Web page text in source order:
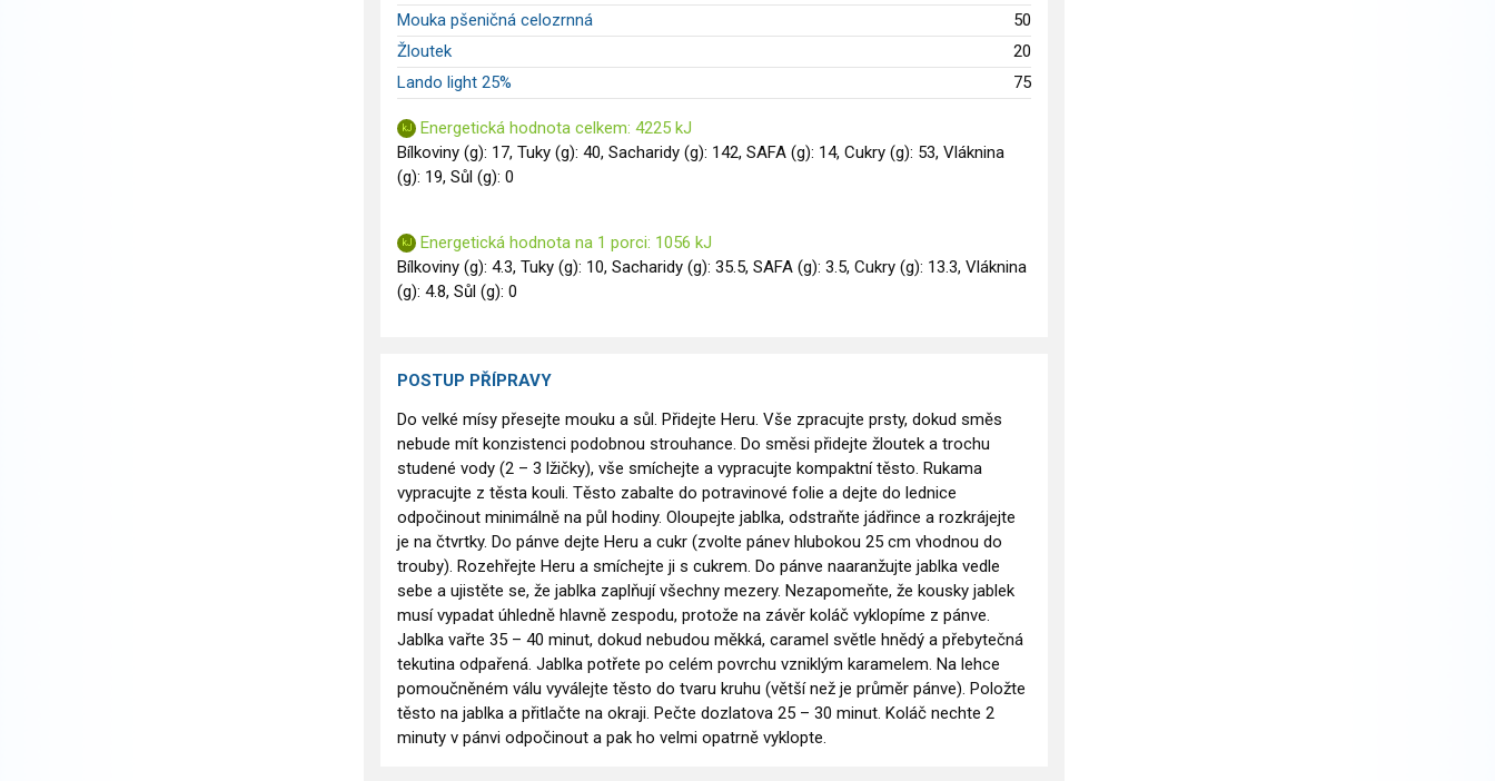
Mouka pšeničná celozrnná
50
Žloutek
20
Lando light 25%
75
Energetická hodnota celkem: 4225 kJ
Bílkoviny (g): 17, Tuky (g): 40, Sacharidy (g): 142, SAFA (g): 14, Cukry (g): 53, Vláknina
(g): 19, Sůl (g): 0
Energetická hodnota na 1 porci: 1056 kJ
Bílkoviny (g): 4.3, Tuky (g): 10, Sacharidy (g): 35.5, SAFA (g): 3.5, Cukry (g): 13.3, Vláknina
(g): 4.8, Sůl (g): 0
POSTUP PŘÍPRAVY
Do velké mísy přesejte mouku a sůl. Přidejte Heru. Vše zpracujte prsty, dokud směs
nebude mít konzistenci podobnou strouhance. Do směsi přidejte žloutek a trochu
studené vody (2 – 3 lžičky), vše smíchejte a vypracujte kompaktní těsto. Rukama
vypracujte z těsta kouli. Těsto zabalte do potravinové folie a dejte do lednice
odpočinout minimálně na půl hodiny. Oloupejte jablka, odstraňte jádřince a rozkrájejte
je na čtvrtky. Do pánve dejte Heru a cukr (zvolte pánev hlubokou 25 cm vhodnou do
trouby). Rozehřejte Heru a smíchejte ji s cukrem. Do pánve naaranžujte jablka vedle
sebe a ujistěte se, že jablka zaplňují všechny mezery. Nezapomeňte, že kousky jablek
musí vypadat úhledně hlavně zespodu, protože na závěr koláč vyklopíme z pánve.
Jablka vařte 35 – 40 minut, dokud nebudou měkká, caramel světle hnědý a přebytečná
tekutina odpařená. Jablka potřete po celém povrchu vzniklým karamelem. Na lehce
pomoučněném válu vyválejte těsto do tvaru kruhu (větší než je průměr pánve). Položte
těsto na jablka a přitlačte na okraji. Pečte dozlatova 25 – 30 minut. Koláč nechte 2
minuty v pánvi odpočinout a pak ho velmi opatrně vyklopte.